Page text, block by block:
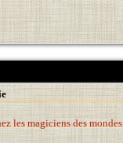
les magiciens des mondes